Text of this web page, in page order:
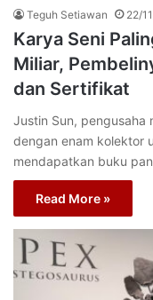
Teguh Setiawan 22/
Karya Seni
Miliar,
dan Sertifikat
Justin Sun, pengusaha
dengan enam kolektor
mendapatkan buku
Read More »